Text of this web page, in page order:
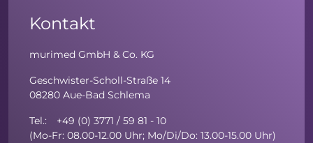
Kontakt
murimed GmbH & Co. KG
Geschwister-Scholl-Straße 14
08280 Aue-Bad Schlema
Tel.: +49 (0) 3771 / 59 81 - 10
(Mo-Fr: 08.00-12.00 Uhr; Mo/Di/Do: 13.00-15.00 Uhr)